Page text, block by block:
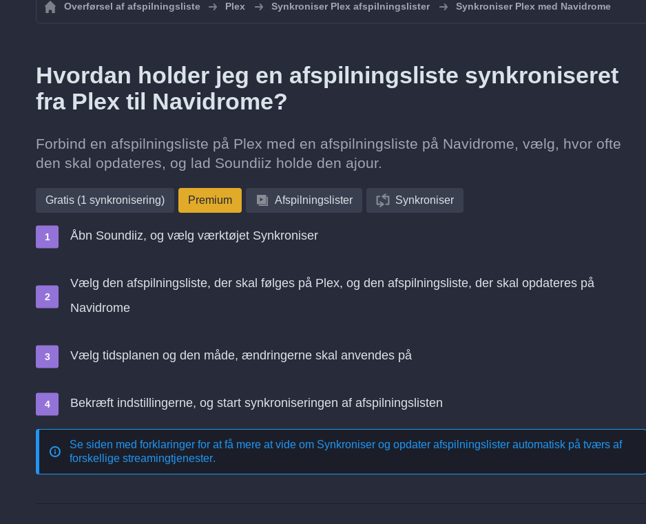
Overførsel af afspilningsliste Plex Synkroniser Plex afspilningslister Synkroniser Plex med Navidrome
Hvordan holder jeg en afspilningsliste synkroniseret
fra Plex til Navidrome?
Forbind en afspilningsliste på Plex med en afspilningsliste på Navidrome, vælg, hvor ofte
den skal opdateres, og lad Soundiiz holde den ajour.
Gratis (1 synkronisering) Premium Afspilningslister Synkroniser
Åbn Soundiiz, og vælg værktøjet Synkroniser
Vælg den afspilningsliste, der skal følges på Plex, og den afspilningsliste, der skal opdateres på
Navidrome
Vælg tidsplanen og den måde, ændringerne skal anvendes på
Bekræft indstillingerne, og start synkroniseringen af afspilningslisten
Se siden med forklaringer for at få mere at vide om Synkroniser og opdater afspilningslister automatisk på tværs af
forskellige streamingtjenester.